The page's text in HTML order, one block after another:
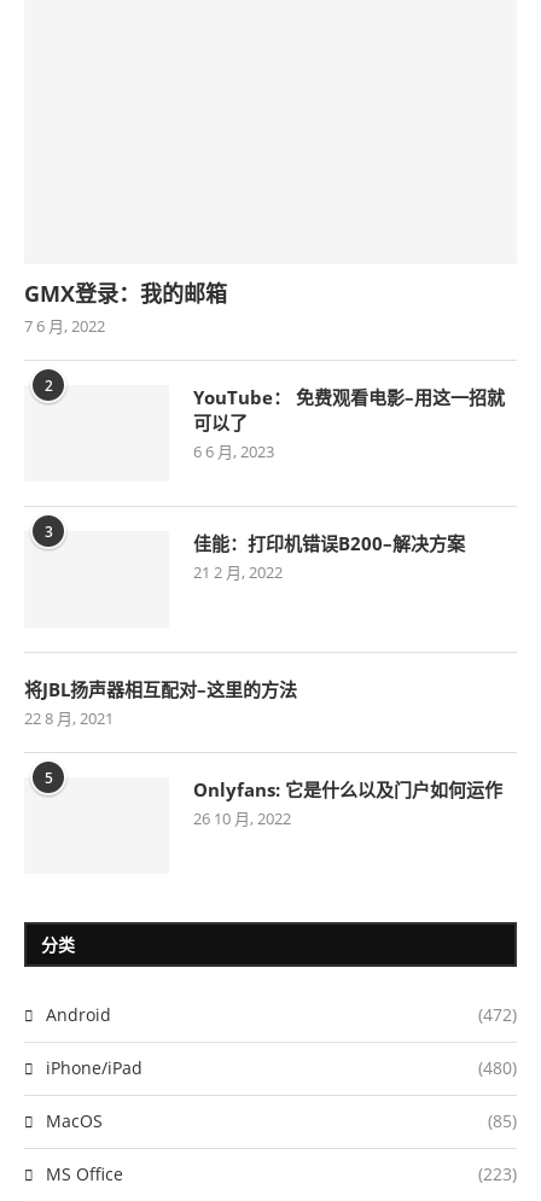
GMX登录：我的邮箱
7 6 月, 2022
2
YouTube： 免费观看电影–用这一招就
可以了
6 6 月, 2023
3 佳能：打印机错误B200–解决方案
21 2 月, 2022
将JBL扬声器相互配对–这里的方法
22 8 月, 2021
5 Onlyfans: 它是什么以及门户如何运作
26 10 月, 2022
分类
Android (472)
iPhone/iPad (480)
MacOS (85)
MS Office (223)